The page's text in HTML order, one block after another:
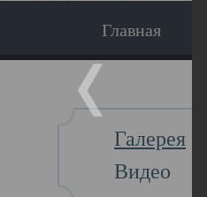
Главная
Галерея
Видео